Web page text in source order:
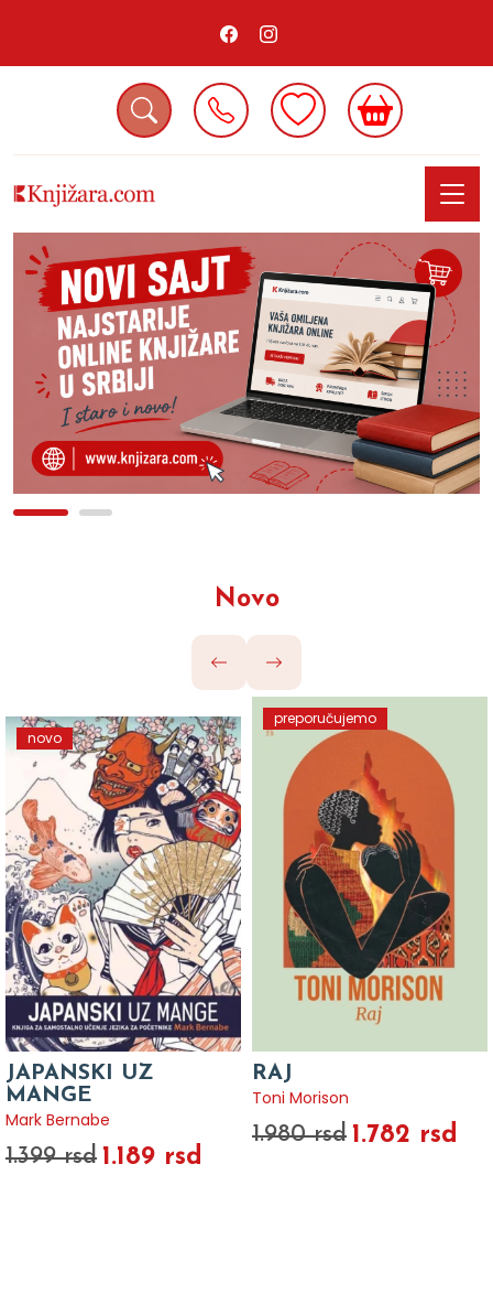
Novo
novo
JAPANSKI UZ
MANGE
Mark Bernabe
1.399 rsd 1.189 rsd
preporučujemo
RAJ
Toni Morison
1.980 rsd 1.782 rsd